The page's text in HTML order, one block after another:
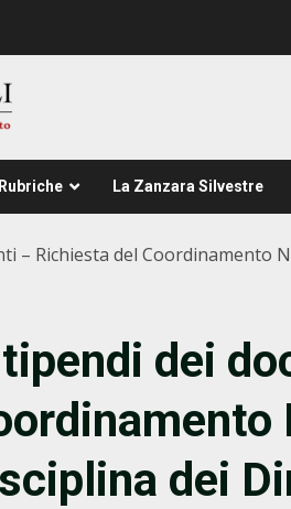
Rubriche La Zanzara Silvestre
– Richiesta del Coordinamento
dei
dei